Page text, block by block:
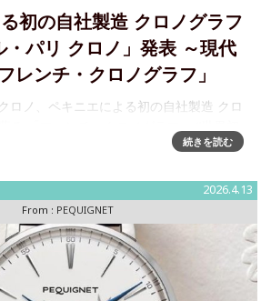
初の自社製造 クロノグラフ
・パリ クロノ」発表 ～現代
レンチ・クロノグラフ」
ロノ、ペキニエによる初の自社製造 クロ
８１６年）”の歴史を持つフランス時計界
続きを読む
2026.4.13
From : PEQUIGNET